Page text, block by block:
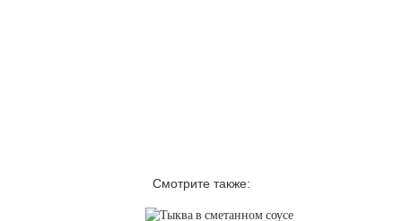
Смотрите также: